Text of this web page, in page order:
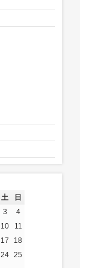
土
日
3
4
10
11
17
18
24 25